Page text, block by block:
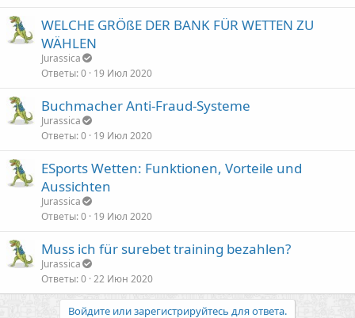
WELCHE GRÖßE DER BANK FÜR WETTEN ZU
WÄHLEN
Jurassica
Ответы 0 19 Июл 2020
Buchmacher Anti-Fraud-Systeme
Jurassica
Ответы 0 19 Июл 2020
ESports Wetten: Funktionen, Vorteile und
Aussichten
Jurassica
Ответы 0 19 Июл 2020
Muss ich für surebet training bezahlen?
Jurassica
Ответы 0 22 Июн 2020
Войдите или зарегистрируйтесь для ответа.